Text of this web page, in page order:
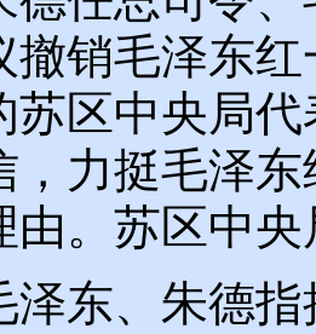
撤销毛泽东
苏区中央局
，力挺毛泽
由。苏区中
泽东、朱德